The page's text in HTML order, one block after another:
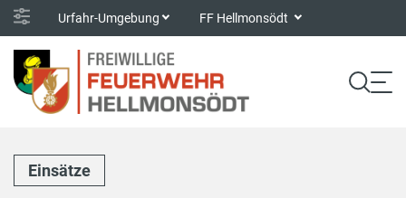
Urfahr-Umgebung FF Hellmonsödt
Einsätze